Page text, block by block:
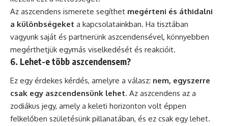
Az aszcendens ismerete segíthet megérteni és áthidalni
a különbségeket a kapcsolatainkban. Ha tisztában
vagyunk saját és partnerünk aszcendensével, könnyebben
megérthetjük egymás viselkedését és reakcióit.
6. Lehet-e több aszcendensem?
Ez egy érdekes kérdés, amelyre a válasz: nem, egyszerre
csak egy aszcendensünk lehet. Az aszcendens az a
zodiákus jegy, amely a keleti horizonton volt éppen
felkelőben születésünk pillanatában, és ez csak egy lehet.